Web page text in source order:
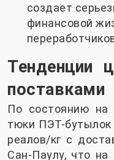
создает
финансовой
Тенденции
поставками
По состоянию на
тюки ПЭТ-бутылок
реалов/кг с
Сан-Паулу, что на